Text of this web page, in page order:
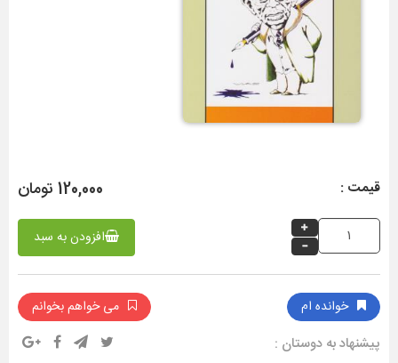
قیمت : 120,000 تومان
افزودن به سبد
خوانده ام می خواهم بخوانم
پیشنهاد به دوستان :